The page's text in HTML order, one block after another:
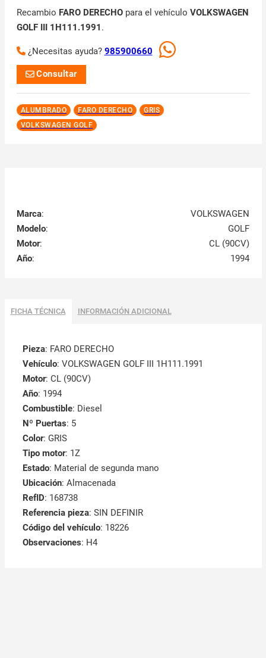
Recambio FARO DERECHOpara el vehículo VOLKSWAGEN
GOLF III 1H111.1991 .
¿Necesitas ayuda? 985900660
Consultar
ALUMBRADO FARO DERECHO
GRIS
VOLKSWAGEN GOLF
Marca:
VOLKSWAGEN
Modelo:
GOLF
Motor:
CL (90CV)
Año: 1994
FICHA TÉCNICA INFORMACIÓN ADICIONAL
Pieza: FARO DERECHO
Vehículo: VOLKSWAGEN GOLF III 1H111.1991
Motor: CL (90CV)
Año: 1994
Combustible: Diesel
Nº Puertas: 5
Color: GRIS
Tipo motor: 1Z
Estado: Material de segunda mano
Ubicación: Almacenada
RefID: 168738
Referencia pieza: SIN DEFINIR
Código del vehículo: 18226
Observaciones: H4